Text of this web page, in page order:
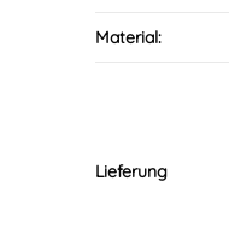
Material:
Lieferung